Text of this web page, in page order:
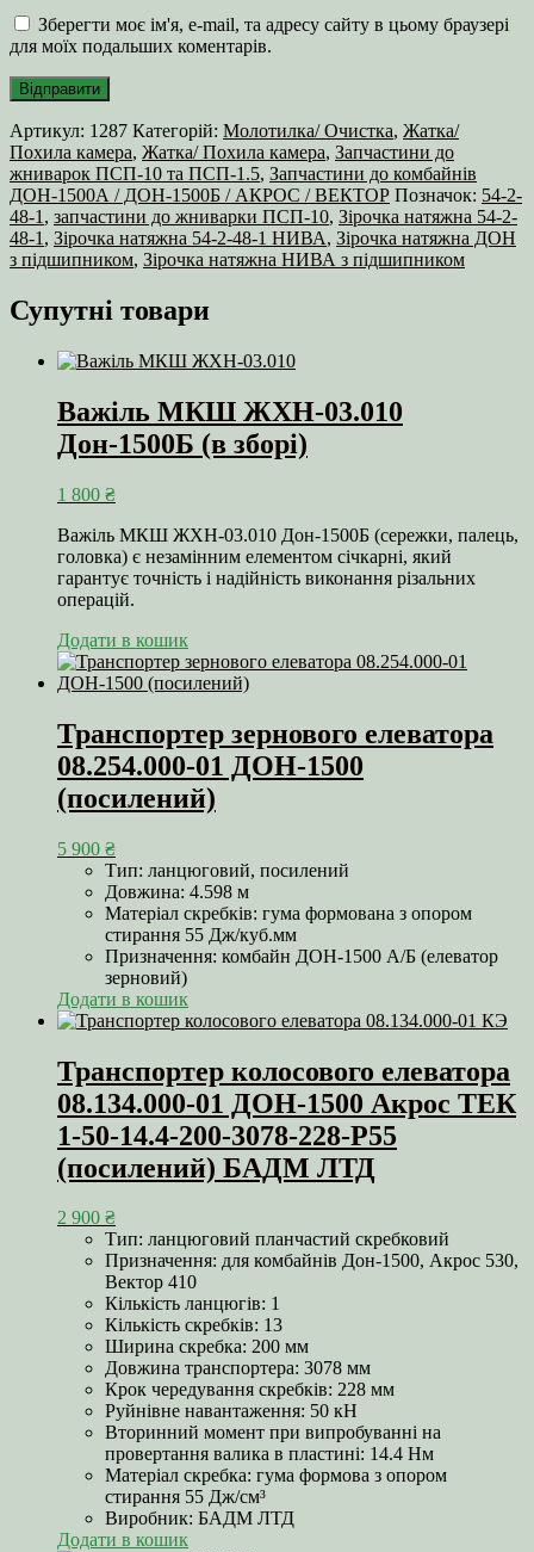
Зберегти моє ім'я, e-mail, та адресу сайту в цьому браузері
для моїх подальших коментарів.
Артикул: 1287 Категорій: Молотилка/ Очистка, Жатка/
Похила камера, Жатка/ Похила камера, Запчастини до
жниварок ПСП-10 та ПСП-1.5, Запчастини до комбайнів
ДОН-1500А / ДОН-1500Б / АКРОС / ВЕКТОР Позначок: 54-2-
48-1 , запчастини до жниварки ПСП-10, Зірочка натяжна 54-2-
48-1 , Зірочка натяжна 54-2-48-1 НИВА, Зірочка натяжна ДОН
з підшипником, Зірочка натяжна НИВА з підшипником
Супутні товари
Важіль МКШ ЖХН-03.010
Дон-1500Б (в зборі)
1 800 ₴
Важіль МКШ ЖХН-03.010 Дон-1500Б (сережки, палець,
головка) є незамінним елементом січкарні, який
гарантує точність і надійність виконання різальних
операцій.
Додати в кошик
Транспортер зернового елеватора
08.254.000-01 ДОН-1500
(посилений)
5 900 ₴
Тип: ланцюговий, посилений
Довжина: 4.598 м
Матеріал скребків: гума формована з опором
стирання 55 Дж/куб.мм
Призначення: комбайн ДОН-1500 А/Б (елеватор
зерновий)
Додати в кошик
Транспортер колосового елеватора
08.134.000-01 ДОН-1500 Акрос ТЕК
1-50-14.4-200-3078-228-Р55
(посилений) БАДМ ЛТД
2 900 ₴
Тип: ланцюговий планчастий скребковий
Призначення: для комбайнів Дон-1500, Акрос 530,
Вектор 410
Кількість ланцюгів: 1
Кількість скребків: 13
Ширина скребка: 200 мм
Довжина транспортера: 3078 мм
Крок чередування скребків: 228 мм
Руйнівне навантаження: 50 кН
Вторинний момент при випробуванні на
провертання валика в пластині: 14.4 Нм
Матеріал скребка: гума формова з опором
стирання 55 Дж/см³
Виробник: БАДМ ЛТД
Додати в кошик